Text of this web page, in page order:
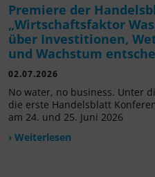
Premiere der
„Wirtschaftsfaktor
über Investitionen,
und Wachstum
02.07.2026
No water, no business. Unter
die erste Handelsblatt
am 24. und 25. Juni 2026
› Weiterlesen